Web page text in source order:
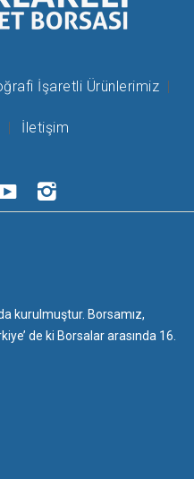
İşaretli Ürünlerimiz
İletişim
kurulmuştur. Borsamız,
de ki Borsalar arasında 16.